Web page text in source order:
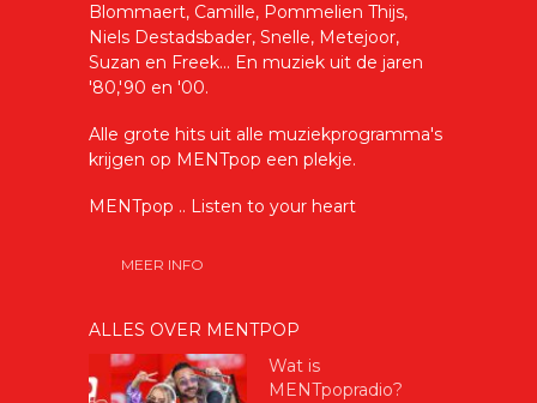
Blommaert, Camille, Pommelien Thijs,
Niels Destadsbader, Snelle, Metejoor,
Suzan en Freek... En muziek uit de jaren
'80,'90 en '00.
Alle grote hits uit alle muziekprogramma's
krijgen op MENTpop een plekje.
MENTpop .. Listen to your heart
MEER INFO
ALLES OVER MENTPOP
Wat is
MENTpopradio?